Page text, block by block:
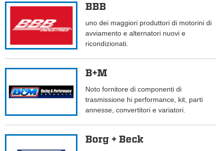
BBB
uno dei maggiori produttori di motorini di
avviamento e alternatori nuovi e
ricondizionati.
B+M
Noto fornitore di componenti di
trasmissione hi performance, kit, parti
annesse, convertitori e variatori.
Borg + Beck